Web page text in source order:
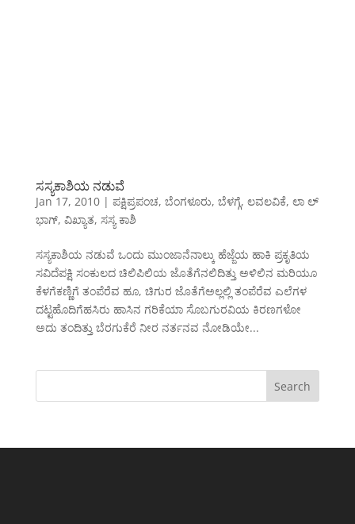
ಸಸ್ಯಕಾಶಿಯ ನಡುವೆ
Jan 17, 2010| ಪಕ್ಷಿಪ್ರಪಂಚ, ಬೆಂಗಳೂರು, ಬೆಳಗ್ಗೆ, ಲವಲವಿಕೆ, ಲಾ ಲ್
ಭಾಗ್, ವಿಖ್ಯಾತ, ಸಸ್ಯ ಕಾಶಿ
ಸಸ್ಯಕಾಶಿಯ ನಡುವೆ ಒಂದು ಮುಂಜಾನೆನಾಲ್ಕು ಹೆಜ್ಜೆಯ ಹಾಕಿ ಪ್ರಕೃತಿಯ
ಸವಿದೆಪಕ್ಷಿ ಸಂಕುಲದ ಚಿಲಿಪಿಲಿಯ ಜೊತೆಗೆನಲಿದಿತ್ತು ಅಳಿಲಿನ ಮರಿಯೂ
ಕೆಳಗೆಕಣ್ಣಿಗೆ ತಂಪೆರೆವ ಹೂ, ಚಿಗುರ ಜೊತೆಗೆಅಲ್ಲಲ್ಲಿ ತಂಪೆರೆವ ಎಲೆಗಳ
ದಟ್ಟಹೊದಿಗೆಹಸಿರು ಹಾಸಿನ ಗರಿಕೆಯಾ ಸೊಬಗುರವಿಯ ಕಿರಣಗಳೋ
ಅದು ತಂದಿತ್ತು ಬೆರಗುಕೆರೆ ನೀರ ನರ್ತನವ ನೋಡಿಯೇ...